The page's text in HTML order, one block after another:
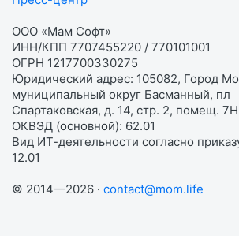
ООО «Мам Софт»
ИНН/КПП 7707455220 / 770101001
ОГРН 1217700330275
Юридический адрес: 105082, Город
муниципальный округ Басманный, пл
Спартаковская, д. 14, стр. 2, помещ. 7Н
ОКВЭД (основной): 62.01
Вид ИТ-деятельности согласно
12.01
© 2014—2026 · contact@mom.life